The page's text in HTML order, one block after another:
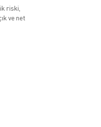
riski,
ve net